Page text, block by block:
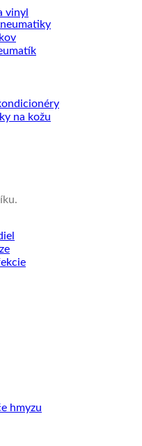
vinyl
na kožu
hmyzu